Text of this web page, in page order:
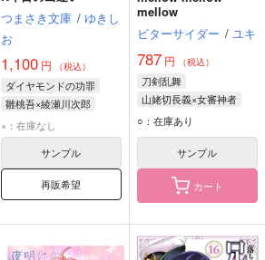
つまさき文庫 / ゆきし
お
1,100 円 （税込）
ダイヤモンドの功罪
雛桃吾×綾瀬川次郎
綾瀬川次郎
×：在庫なし
サンプル
再販希望
mellow
ビターサイダー / ユキ
787円 （税込）
刀剣乱舞
山姥切長義×女審神者
山姥切長義
小竜景光
○：在庫あり
サンプル
カート